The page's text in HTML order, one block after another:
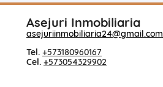
Asejuri Inmobiliaria
asejuriinmobiliaria24@gmail.com
Tel. +573180960167
Cel. +573054329902